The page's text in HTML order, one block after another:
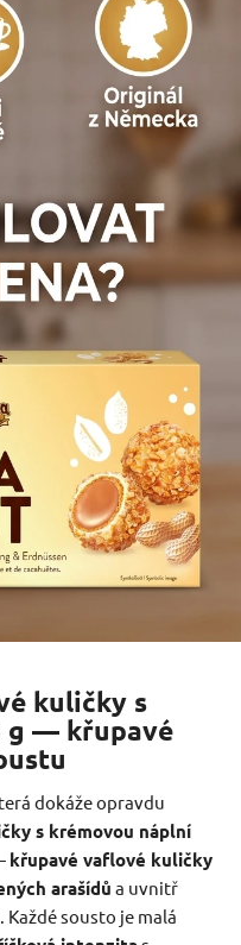
kuličky s
g — křupavé
dokáže opravdu
s krémovou náplní
křupavé vaflové kuličky
arašídů a uvnitř
. Každé sousto je malá